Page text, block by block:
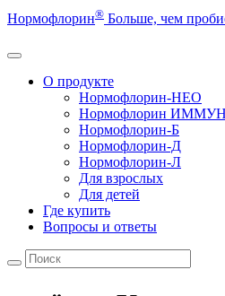
Нормофлорин® Больше, чем
О продукте
Нормофлорин-НЕО
Нормофлорин
Нормофлорин-Б
Нормофлорин-Д
Нормофлорин-Л
Для взрослых
Для детей
Где купить
Вопросы и ответы